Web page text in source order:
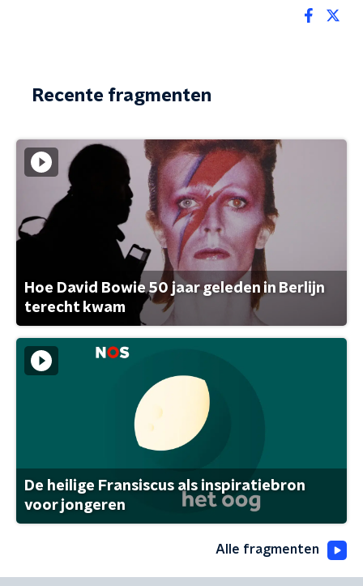
Recente fragmenten
Hoe David Bowie 50 jaar geleden in Berlijn
terecht kwam
De heilige Fransiscus als inspiratiebron
voor jongeren
Alle fragmenten